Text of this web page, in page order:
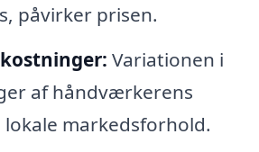
påvirker prisen.
Variationen i
af håndværkerens
markedsforhold.